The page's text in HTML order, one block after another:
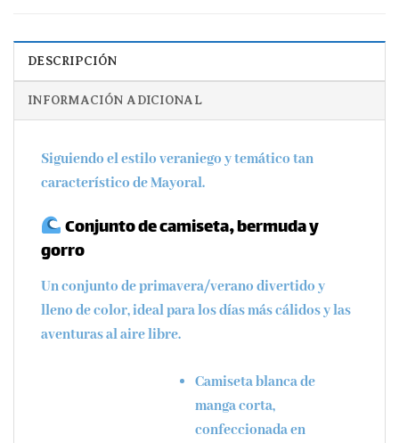
DESCRIPCIÓN
INFORMACIÓN ADICIONAL
Siguiendo el estilo veraniego y temático tan
característico de Mayoral.
Conjunto de camiseta, bermuda y
gorro
Un conjunto de primavera/verano divertido y
lleno de color, ideal para los días más cálidos y las
aventuras al aire libre.
Camiseta blancade
manga corta,
confeccionada en